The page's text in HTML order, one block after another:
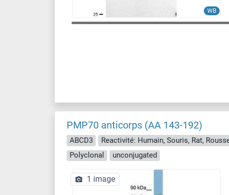
WB
PMP70 anticorps (AA 143-192)
ABCD3
Polyclonal
unconjugated
1 image